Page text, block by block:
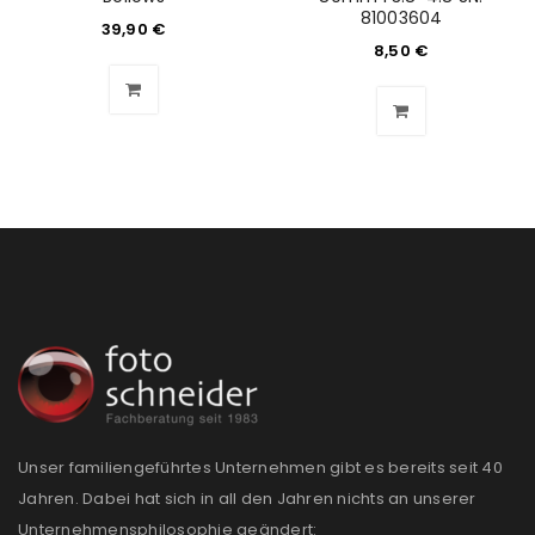
Benutzername oder E-Mail-Adresse
PASSWORT VERGESSEN?
39,90 €
81003604
8,50 €
Unser familiengeführtes Unternehmen gibt es bereits seit 40
Jahren. Dabei hat sich in all den Jahren nichts an unserer
Unternehmensphilosophie geändert: